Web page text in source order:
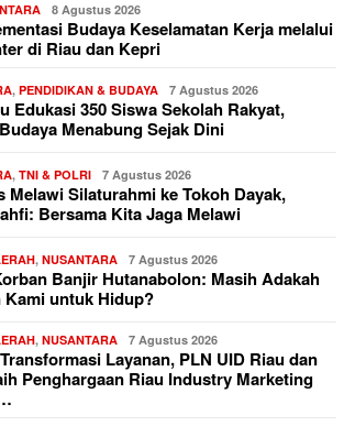
8 Agustus 2026
Budaya Keselamatan Kerja melalui
di Riau dan Kepri
, PENDIDIKAN & BUDAYA 7 Agustus 2026
Edukasi 350 Siswa Sekolah Rakyat,
Menabung Sejak Dini
, TNI & POLRI 7 Agustus 2026
Melawi Silaturahmi ke Tokoh Dayak,
Bersama Kita Jaga Melawi
, NUSANTARA 7 Agustus 2026
Banjir Hutanabolon: Masih Adakah
Kami untuk Hidup?
, NUSANTARA 7 Agustus 2026
Layanan, PLN UID Riau dan
Penghargaan Riau Industry Marketing